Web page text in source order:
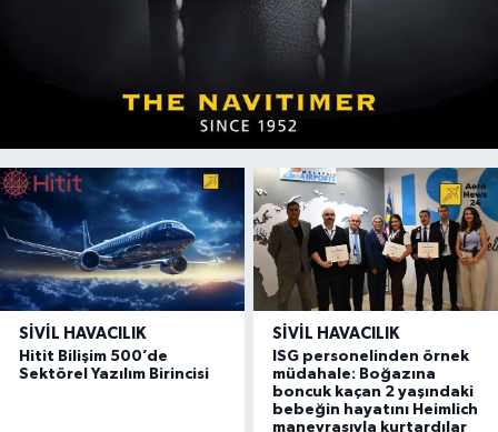
SIVIL HAVACILIK
Hitit Bilişim 500’de
Sektörel Yazılım Birincisi
SIVIL HAVACILIK
ISG personelinden örnek
müdahale: Boğazına
boncuk kaçan 2 yaşındaki
bebeğin hayatını Heimlich
manevrasıyla kurtardılar